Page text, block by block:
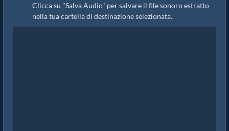
Clicca su "Salva Audio" per salvare il file sonoro estratto
nella tua cartella di destinazione selezionata.